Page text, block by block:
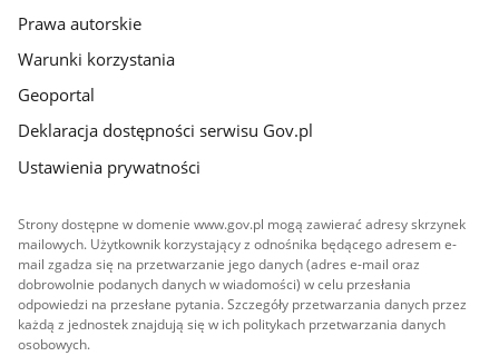
Prawa autorskie
Warunki korzystania
Geoportal
Deklaracja dostępności serwisu Gov.pl
Ustawienia prywatności
Strony dostępne w domenie www.gov.pl mogą zawierać adresy skrzynek
mailowych. Użytkownik korzystający z odnośnika będącego adresem e-
mail zgadza się na przetwarzanie jego danych (adres e-mail oraz
dobrowolnie podanych danych w wiadomości) w celu przesłania
odpowiedzi na przesłane pytania. Szczegóły przetwarzania danych przez
każdą z jednostek znajdują się w ich politykach przetwarzania danych
osobowych.